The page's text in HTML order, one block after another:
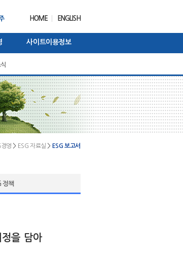
HOME ENGLISH
Report
식경영 소식
사이트이용정보
경영 > ESG 자료실 > ESG 보고서
정책
정을 담아